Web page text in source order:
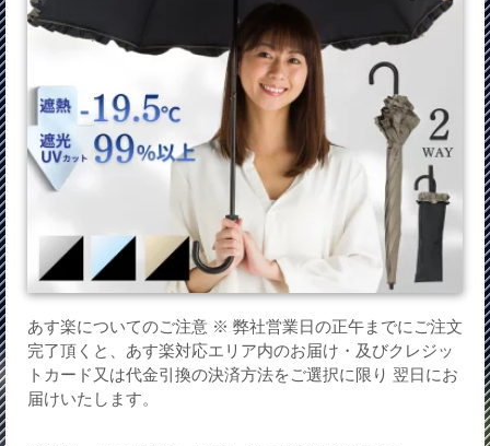
あす楽についてのご注意 ※ 弊社営業日の正午までにご注文
完了頂くと、あす楽対応エリア内のお届け・及びクレジッ
トカード又は代金引換の決済方法をご選択に限り 翌日にお
届けいたします。